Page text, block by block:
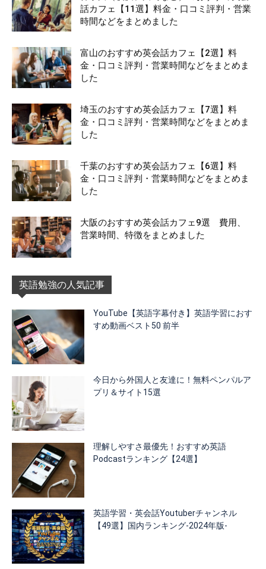
話カフェ【11選】料金・口コミ評判・営業
時間などをまとめました
富山のおすすめ英会話カフェ【2選】料
金・口コミ評判・営業時間などをまとめま
した
埼玉のおすすめ英会話カフェ【7選】料
金・口コミ評判・営業時間などをまとめま
した
千葉のおすすめ英会話カフェ【6選】料
金・口コミ評判・営業時間などをまとめま
した
大阪のおすすめ英会話カフェ9選 費用、
営業時間、特徴をまとめました
英語勉強の人気記事
YouTube【英語字幕付き】英語学習におす
すめ動画ベスト50 前半
今日から外国人と友達に！無料ペンパルア
プリ＆サイト15選
理解しやすさ最優先！おすすめ英語
Podcastランキング【24選】
英語学習・英会話Youtuberチャンネル
【49選】国内ランキング-2024年版-